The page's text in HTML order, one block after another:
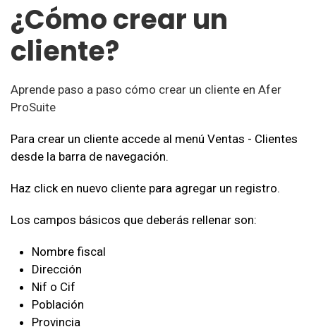
¿Cómo crear un
cliente?
Aprende paso a paso cómo crear un cliente en Afer
ProSuite
Para crear un cliente accede al menú Ventas - Clientes
desde la barra de navegación.
Haz click en nuevo cliente para agregar un registro.
Los campos básicos que deberás rellenar son:
Nombre fiscal
Dirección
Nif o Cif
Población
Provincia